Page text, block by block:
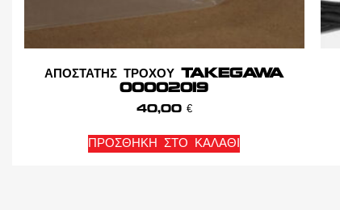
ΑΠΟΣΤΑΤΗΣ ΤΡΟΧΟΥ TAKEGAWA
00002019
40,00 €
ΠΡΟΣΘΉΚΗ ΣΤΟ ΚΑΛΆΘΙ